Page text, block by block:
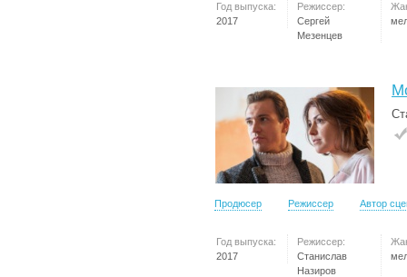
Год выпуска:
2017
Режиссер:
Сергей
Мезенцев
Продюсер Режиссер Автор
Год выпуска:
2017
Режиссер:
Станислав
Назиров